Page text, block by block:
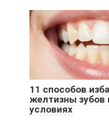
11 способов
желтизны
условиях